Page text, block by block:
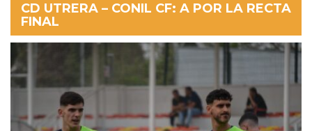
CD UTRERA – CONIL CF: A POR LA RECTA
FINAL